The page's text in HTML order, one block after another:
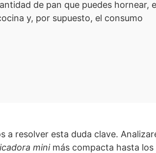
de pan que puedes hornear,
y, por supuesto, el consumo
a resolver esta duda clave.
minimás compacta hasta los